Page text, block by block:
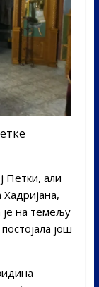
Петки, али
је на темељу
још